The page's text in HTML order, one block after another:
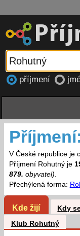
příjmení
Příjmení:
V České republice je
Příjmení Rohutný je
879. obyvatel).
Přechýlená forma:
Kde žijí Kdy
Klub Rohutný